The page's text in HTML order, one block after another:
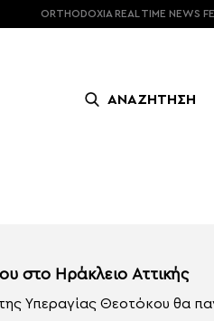
ORTHODOXIA REAL TIME NEWS
ΑΝΑΖΗΤΗΣΗ
στο Ηράκλειο Αττικής
Υπεραγίας Θεοτόκου θα